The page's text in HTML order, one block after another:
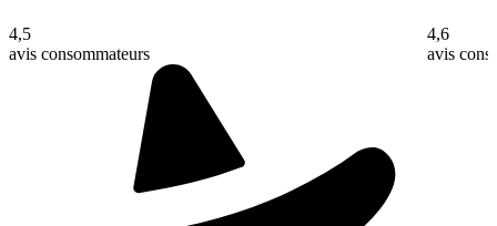
4,5
avis consommateurs
4,6
avis